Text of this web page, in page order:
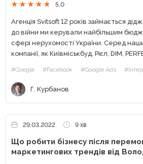
5.0
Агенція Svitsoft 12 років займається
до війни ми керували найбільшим
сфері нерухомості України. Серед
компанії, як Київміськбуд, Рієл, DIM,
вирішили,...
#Google #Facebook #Google Ads
Г. Курбанов
29.03.2022 9 хв
Що робити бізнесу після
маркетингових трендів від